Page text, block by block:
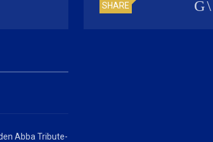
Abba Tribute-
SHARE